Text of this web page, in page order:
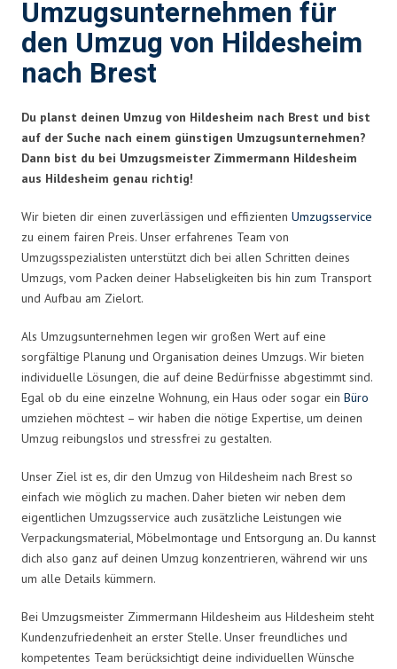
Umzugsunternehmen für
den Umzug von Hildesheim
nach Brest
Du planst deinen Umzug von Hildesheim nach Brest und bist
auf der Suche nach einem günstigen Umzugsunternehmen?
Dann bist du bei Umzugsmeister Zimmermann Hildesheim
aus Hildesheim genau richtig!
Wir bieten dir einen zuverlässigen und effizienten Umzugsservice
zu einem fairen Preis. Unser erfahrenes Team von
Umzugsspezialisten unterstützt dich bei allen Schritten deines
Umzugs, vom Packen deiner Habseligkeiten bis hin zum Transport
und Aufbau am Zielort.
Als Umzugsunternehmen legen wir großen Wert auf eine
sorgfältige Planung und Organisation deines Umzugs. Wir bieten
individuelle Lösungen, die auf deine Bedürfnisse abgestimmt sind.
Egal ob du eine einzelne Wohnung, ein Haus oder sogar ein Büro
umziehen möchtest – wir haben die nötige Expertise, um deinen
Umzug reibungslos und stressfrei zu gestalten.
Unser Ziel ist es, dir den Umzug von Hildesheim nach Brest so
einfach wie möglich zu machen. Daher bieten wir neben dem
eigentlichen Umzugsservice auch zusätzliche Leistungen wie
Verpackungsmaterial, Möbelmontage und Entsorgung an. Du kannst
dich also ganz auf deinen Umzug konzentrieren, während wir uns
um alle Details kümmern.
Bei Umzugsmeister Zimmermann Hildesheim aus Hildesheim steht
Kundenzufriedenheit an erster Stelle. Unser freundliches und
kompetentes Team berücksichtigt deine individuellen Wünsche